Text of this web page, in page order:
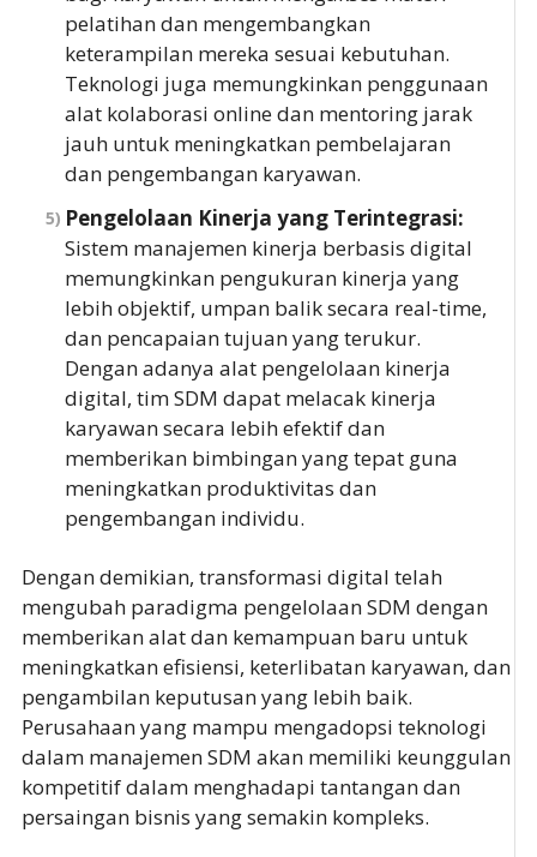
pelatihan dan mengembangkan
keterampilan mereka sesuai kebutuhan.
Teknologi juga memungkinkan penggunaan
alat kolaborasi online dan mentoring jarak
jauh untuk meningkatkan pembelajaran
dan pengembangan karyawan.
Pengelolaan Kinerja yang Terintegrasi:
Sistem manajemen kinerja berbasis digital
memungkinkan pengukuran kinerja yang
lebih objektif, umpan balik secara real-time,
dan pencapaian tujuan yang terukur.
Dengan adanya alat pengelolaan kinerja
digital, tim SDM dapat melacak kinerja
karyawan secara lebih efektif dan
memberikan bimbingan yang tepat guna
meningkatkan produktivitas dan
pengembangan individu.
Dengan demikian, transformasi digital telah
mengubah paradigma pengelolaan SDM dengan
memberikan alat dan kemampuan baru untuk
meningkatkan efisiensi, keterlibatan karyawan, dan
pengambilan keputusan yang lebih baik.
Perusahaan yang mampu mengadopsi teknologi
dalam manajemen SDM akan memiliki keunggulan
kompetitif dalam menghadapi tantangan dan
persaingan bisnis yang semakin kompleks.